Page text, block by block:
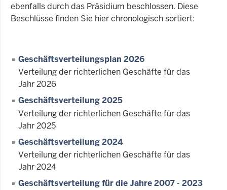
ebenfalls durch das Präsidium beschlossen. Diese
Beschlüsse finden Sie hier chronologisch sortiert:
Geschäftsverteilungsplan 2026
Verteilung der richterlichen Geschäfte für das
Jahr 2026
Geschäftsverteilung 2025
Verteilung der richterlichen Geschäfte für das
Jahr 2025
Geschäftsverteilung 2024
Verteilung der richterlichen Geschäfte für das
Jahr 2024
Geschäftsverteilung für die Jahre 2007 - 2023